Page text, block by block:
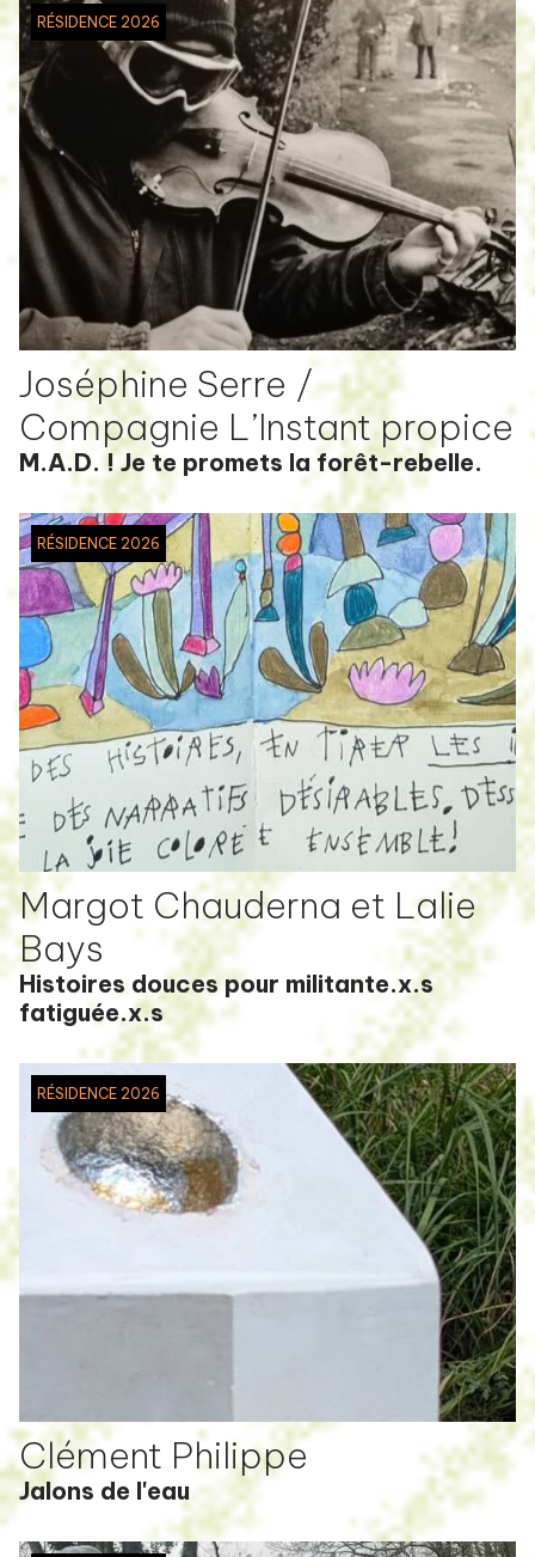
RÉSIDENCE 2026
Joséphine Serre /
Compagnie L’Instant propice
M.A.D. ! Je te promets la forêt-rebelle.
RÉSIDENCE 2026
Margot Chauderna et Lalie
Bays
Histoires douces pour militante.x.s
fatiguée.x.s
RÉSIDENCE 2026
Clément Philippe
Jalons de l'eau